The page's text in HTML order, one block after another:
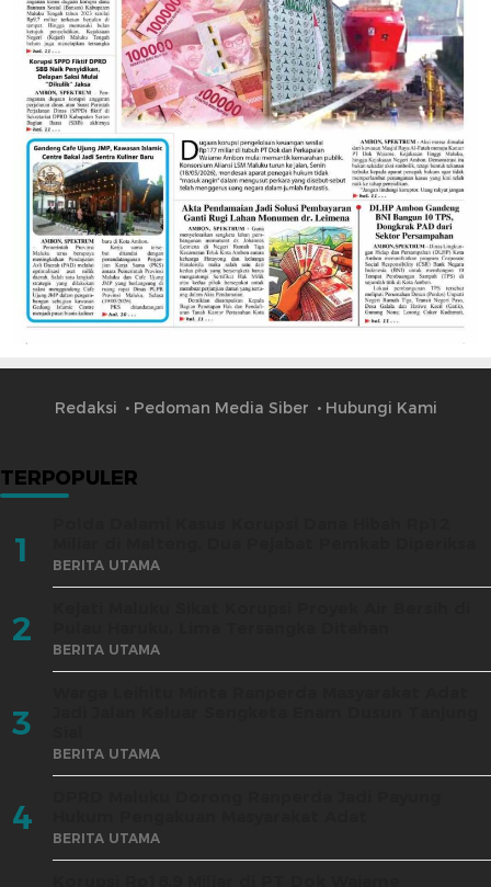
Redaksi Pedoman Media Siber Hubungi Kami
TERPOPULER
1 BERITA UTAMA
2 BERITA UTAMA
3
BERITA UTAMA
4 BERITA UTAMA